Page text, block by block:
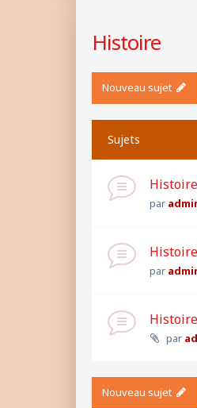
Histoire
Nouveau sujet
Sujets
par
par
par
Nouveau sujet